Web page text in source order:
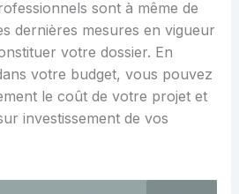
sont à même de
dernières mesures en vigueur
votre dossier. En
votre budget, vous pouvez
le coût de votre projet et
investissement de vos